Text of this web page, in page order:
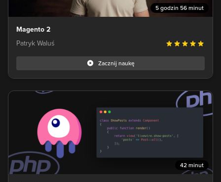
5 godzin 56 minut
Magento 2
Patryk Waluś
Zacznij naukę
42 minut